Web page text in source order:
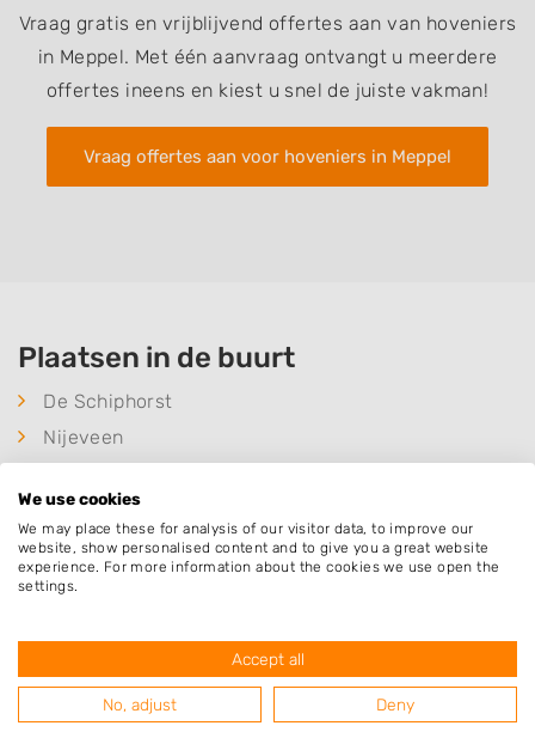
Vraag gratis en vrijblijvend offertes aan van hoveniers
in Meppel. Met één aanvraag ontvangt u meerdere
offertes ineens en kiest u snel de juiste vakman!
Vraag offertes aan voor hoveniers in Meppel
Plaatsen in de buurt
De Schiphorst
Nijeveen
Wanneperveen
Ruinerwold
Staphorst
Koekange
Rouveen
We use cookies
We may place these for analysis of our visitor data, to improve our
website, show personalised content and to give you a great website
experience. For more information about the cookies we use open the
settings.
Accept all
No, adjust Deny